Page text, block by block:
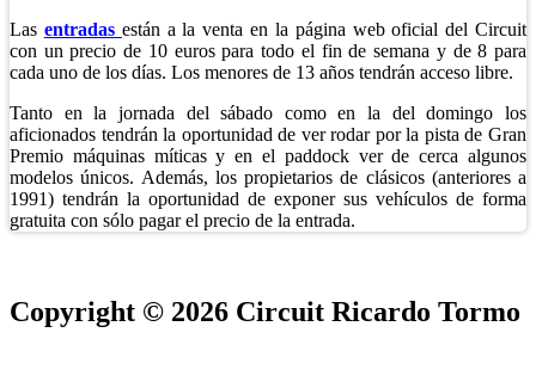
Las entradas están a la venta en la página web oficial del Circuit
con un precio de 10 euros para todo el fin de semana y de 8 para
cada uno de los días. Los menores de 13 años tendrán acceso libre.
Tanto en la jornada del sábado como en la del domingo los
aficionados tendrán la oportunidad de ver rodar por la pista de Gran
Premio máquinas míticas y en el paddock ver de cerca algunos
modelos únicos. Además, los propietarios de clásicos (anteriores a
1991) tendrán la oportunidad de exponer sus vehículos de forma
gratuita con sólo pagar el precio de la entrada.
Copyright © 2026 Circuit Ricardo Tormo